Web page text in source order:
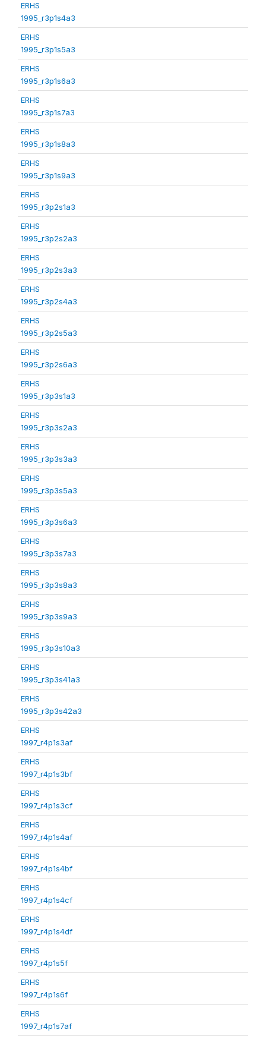
ERHS
1995_r3p1s4a3
ERHS
1995_r3p1s5a3
ERHS
1995_r3p1s6a3
ERHS
1995_r3p1s7a3
ERHS
1995_r3p1s8a3
ERHS
1995_r3p1s9a3
ERHS
1995_r3p2s1a3
ERHS
1995_r3p2s2a3
ERHS
1995_r3p2s3a3
ERHS
1995_r3p2s4a3
ERHS
1995_r3p2s5a3
ERHS
1995_r3p2s6a3
ERHS
1995_r3p3s1a3
ERHS
1995_r3p3s2a3
ERHS
1995_r3p3s3a3
ERHS
1995_r3p3s5a3
ERHS
1995_r3p3s6a3
ERHS
1995_r3p3s7a3
ERHS
1995_r3p3s8a3
ERHS
1995_r3p3s9a3
ERHS
1995_r3p3s10a3
ERHS
1995_r3p3s41a3
ERHS
1995_r3p3s42a3
ERHS
1997_r4p1s3af
ERHS
1997_r4p1s3bf
ERHS
1997_r4p1s3cf
ERHS
1997_r4p1s4af
ERHS
1997_r4p1s4bf
ERHS
1997_r4p1s4cf
ERHS
1997_r4p1s4df
ERHS
1997_r4p1s5f
ERHS
1997_r4p1s6f
ERHS
1997_r4p1s7af